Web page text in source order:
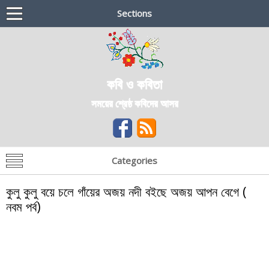
Sections
কবি ও কবিতা
সময়ের শ্রেষ্ঠ কবিদের আসর
Categories
কুলু কুলু বয়ে চলে গাঁয়ের অজয় নদী বইছে অজয় আপন বেগে (
নবম পর্ব)